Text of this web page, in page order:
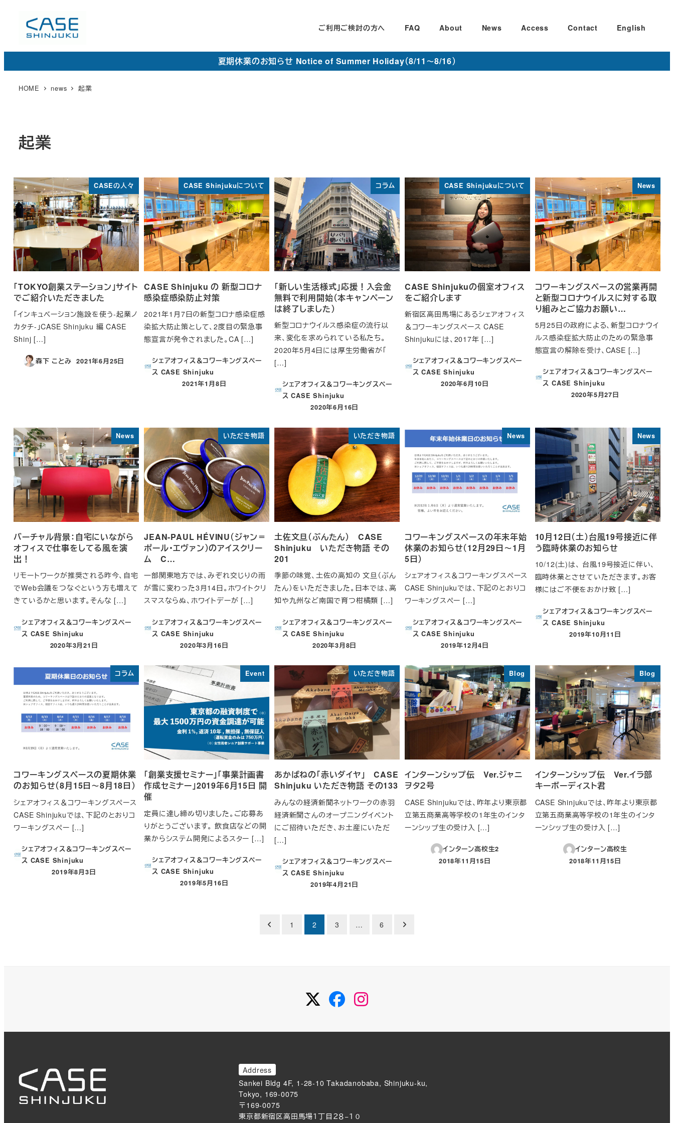
コ
ご利用ご検討の方へ FAQ About News Access Contact English
夏期休業のお知らせ Notice of Summer Holiday（8/11～8/16）
HOME news 起業
起業
CASEの人々
「TOKYO創業ステーション」サイト
でご紹介いただきました
「インキュベーション施設を使う-起業ノ
カタチ-」CASE Shinjuku 編 CASE
Shinj […]
森下 ことみ
投稿日
2021年6月25日
CASE Shinjukuについて
CASE Shinjuku の 新型コロナ
感染症感染防止対策
2021年1月7日の新型コロナ感染症感
染拡大防止策として、2度目の緊急事
態宣言が発令されました。CA […]
シェアオフィス＆コワーキングスペー
ス CASE Shinjuku
投稿日
2021年1月8日
コラム
「新しい生活様式」応援！入会金
無料で利用開始（本キャンペーン
は終了しました）
新型コロナウイルス感染症の流行以
来、変化を求められている私たち。
2020年5月4日には厚生労働省が「
[…]
シェアオフィス＆コワーキングスペー
ス CASE Shinjuku
投稿日
2020年6月16日
CASE Shinjukuについて
CASE Shinjukuの個室オフィス
をご紹介します
新宿区高田馬場にあるシェアオフィス
＆コワーキングスペース CASE
Shinjukuには、2017年 […]
シェアオフィス＆コワーキングスペー
ス CASE Shinjuku
投稿日
2020年6月10日
News
コワーキングスペースの営業再開
と新型コロナウイルスに対する取
り組みとご協力お願い…
5月25日の政府による、新型コロナウイ
ルス感染症拡大防止のための緊急事
態宣言の解除を受け、CASE […]
シェアオフィス＆コワーキングスペー
ス CASE Shinjuku
投稿日
2020年5月27日
News
バーチャル背景：自宅にいながら
オフィスで仕事をしてる風を演
出！
リモートワークが推奨される昨今、自宅
でWeb会議をつなぐという方も増えて
きているかと思います。そんな […]
シェアオフィス＆コワーキングスペー
ス CASE Shinjuku
投稿日
2020年3月21日
いただき物語
JEAN-PAUL HÉVINU（ジャン＝
ポール・エヴァン）のアイスクリー
ム C…
一部関東地方では、みぞれ交じりの雨
が雪に変わった3月14日。ホワイトクリ
スマスならぬ、ホワイトデーが […]
シェアオフィス＆コワーキングスペー
ス CASE Shinjuku
投稿日
2020年3月16日
いただき物語
土佐文旦（ぶんたん） CASE
Shinjuku いただき物語 その
201
季節の味覚、土佐の高知の 文旦（ぶん
たん）をいただきました。日本では、高
知や九州など南国で育つ柑橘類 […]
シェアオフィス＆コワーキングスペー
ス CASE Shinjuku
投稿日
2020年3月8日
News
コワーキングスペースの年末年始
休業のお知らせ（12月29日～1月
5日）
シェアオフィス＆コワーキングスペース
CASE Shinjukuでは、下記のとおりコ
ワーキングスペー […]
シェアオフィス＆コワーキングスペー
ス CASE Shinjuku
投稿日
2019年12月4日
News
10月12日（土）台風19号接近に伴
う臨時休業のお知らせ
10/12(土)は、 台風19号接近に伴い、
臨時休業とさせていただきます。お客
様にはご不便をおかけ致 […]
シェアオフィス＆コワーキングスペー
ス CASE Shinjuku
投稿日
2019年10月11日
コラム
コワーキングスペースの夏期休業
のお知らせ（8月15日～8月18日）
シェアオフィス＆コワーキングスペース
CASE Shinjukuでは、下記のとおりコ
ワーキングスペー […]
シェアオフィス＆コワーキングスペー
ス CASE Shinjuku
投稿日
2019年8月3日
Event
「創業支援セミナー」「事業計画書
作成セミナー」2019年6月15日 開
催
定員に達し締め切りました。ご応募あ
りがとうございます。 飲食店などの開
業からシステム開発によるスター […]
シェアオフィス＆コワーキングスペー
ス CASE Shinjuku
投稿日
2019年5月16日
いただき物語
あかばねの「赤いダイヤ」 CASE
Shinjuku いただき物語 その133
みんなの経済新聞ネットワークの赤羽
経済新聞さんのオープニングイベント
にご招待いただき、お土産にいただ
[…]
シェアオフィス＆コワーキングスペー
ス CASE Shinjuku
投稿日
2019年4月21日
Blog
インターンシップ伝 Ver.ジャニ
ヲタ２号
CASE Shinjukuでは、昨年より東京都
立第五商業高等学校の1年生のインタ
ーンシップ生の受け入 […]
インターン高校生2
投稿日
2018年11月15日
Blog
インターンシップ伝 Ver.イラ部
キーボーディスト君
CASE Shinjukuでは、昨年より東京都
立第五商業高等学校の1年生のインタ
ーンシップ生の受け入 […]
インターン高校生
投稿日
2018年11月15日
ジ
り
1 2 3 … 6
TwitterFacebook
Address
Sankei Bldg 4F, 1-28-10 Takadanobaba, Shinjuku-ku,
Tokyo, 169-0075
〒169-0075
東京都新宿区高田馬場１丁目２８−１０